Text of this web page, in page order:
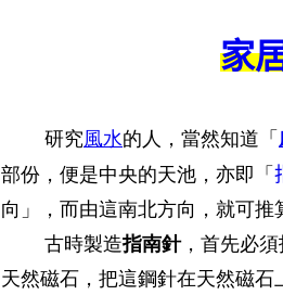
家
研究風水的人，當然知道「
部份，便是中央的天池，亦即「
向」，而由這南北方向，就可推
古時製造指南針，首先必
天然磁石，把這鋼針在天然磁